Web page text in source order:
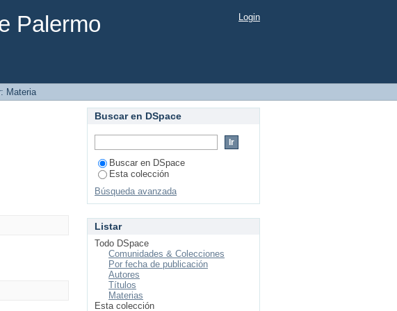
Palermo Login
Materia
Buscar en DSpace
Buscar en DSpace
Esta colección
Búsqueda avanzada
Listar
Todo DSpace
Comunidades & Colecciones
Por fecha de publicación
Autores
Títulos
Materias
Esta colección